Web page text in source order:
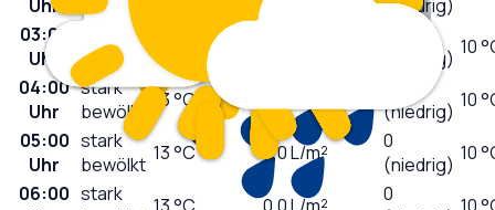
Uhr bewölkt (niedrig)
03:00
Uhr
bewölkt
(niedrig) 10
04:00
Uhr
stark
bewölkt
13°C
(niedrig) 10
05:00
Uhr
stark
bewölkt 13°C 0,0L/m²
0
(niedrig) 10
06:00 stark
0